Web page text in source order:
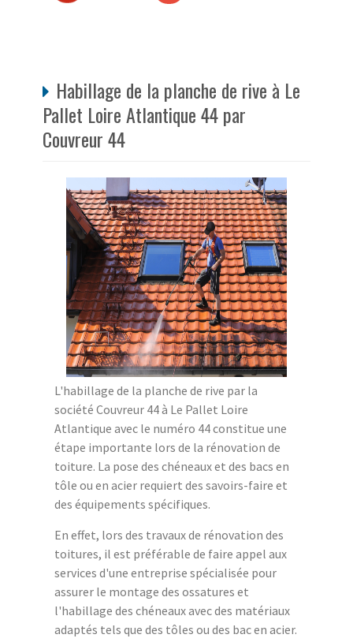
Habillage de la planche de rive à Le
Pallet Loire Atlantique 44 par
Couvreur 44
L'habillage de la planche de rive par la
société Couvreur 44 à Le Pallet Loire
Atlantique avec le numéro 44 constitue une
étape importante lors de la rénovation de
toiture. La pose des chéneaux et des bacs en
tôle ou en acier requiert des savoirs-faire et
des équipements spécifiques.
En effet, lors des travaux de rénovation des
toitures, il est préférable de faire appel aux
services d'une entreprise spécialisée pour
assurer le montage des ossatures et
l'habillage des chéneaux avec des matériaux
adaptés tels que des tôles ou des bac en acier.